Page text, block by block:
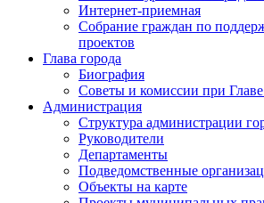
Интернет-приемная
Собрание граждан по
проектов
Глава города
Биография
Советы и комиссии при Главе
Администрация
Структура администрации
Руководители
Департаменты
Подведомственные
Объекты на карте